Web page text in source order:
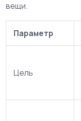
вещи.
Параметр
Цель